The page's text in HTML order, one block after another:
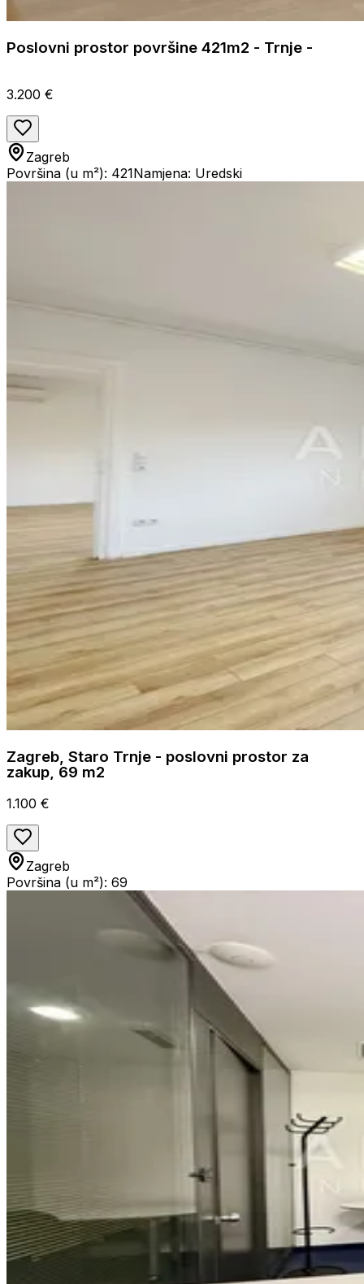
Poslovni prostor površine 421m2 - Trnje -
3.200 €
Zagreb
Površina (u m²): 421Namjena: Uredski
Zagreb, Staro Trnje - poslovni prostor za
zakup, 69 m2
1.100 €
Zagreb
Površina (u m²): 69